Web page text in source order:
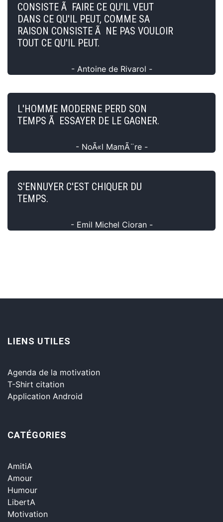
CONSISTE Ã FAIRE CE QU'IL VEUT
DANS CE QU'IL PEUT, COMME SA
RAISON CONSISTE Ã NE PAS VOULOIR
TOUT CE QU'IL PEUT.
- Antoine de Rivarol -
L'HOMME MODERNE PERD SON
TEMPS Ã ESSAYER DE LE GAGNER.
- NoÃ«l MamÃ¨re -
S'ENNUYER C'EST CHIQUER DU
TEMPS.
- Emil Michel Cioran -
LIENS UTILES
Agenda de la motivation
T-Shirt citation
Application Android
CATÉGORIES
AmitiA
Amour
Humour
LibertA
Motivation